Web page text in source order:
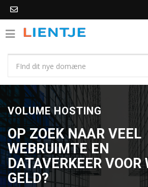
VOLUME HOSTING
OP ZOEK NAAR VEEL
WEBRUIMTE EN
DATAVERKEER VOOR
GELD?